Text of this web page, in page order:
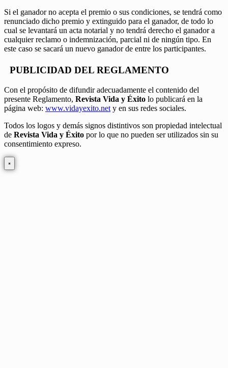
Si el ganador no acepta el premio o sus condiciones, se tendrá como
renunciado dicho premio y extinguido para el ganador, de todo lo
cual se levantará un acta notarial y no tendrá derecho el ganador a
cualquier reclamo o indemnización, parcial ni de ningún tipo. En
este caso se sacará un nuevo ganador de entre los participantes.
PUBLICIDAD DEL REGLAMENTO
Con el propósito de difundir adecuadamente el contenido del
presente Reglamento, Revista Vida y Éxito lo publicará en la
página web: www.vidayexito.net y en sus redes sociales.
Todos los logos y demás signos distintivos son propiedad intelectual
de Revista Vida y Éxito por lo que no pueden ser utilizados sin su
consentimiento expreso.
×